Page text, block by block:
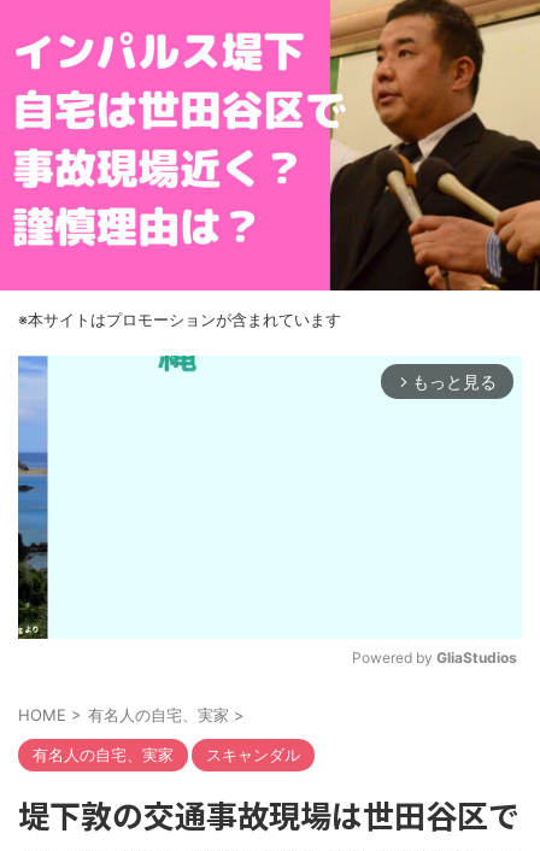
※本サイトはプロモーションが含まれています
arrow_forward_ios もっと見る
Powered by GliaStudios
HOME > 有名人の自宅、実家 >
有名人の自宅、実家 スキャンダル
堤下敦の交通事故現場は世田谷区で